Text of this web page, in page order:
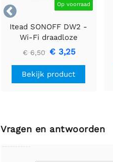
 Op voorraad
Itead SONOFF DW2 -
Wi-Fi draadloze
deur-/raamsensor
€ 6,50 € 3,25
Bekijk product
Vragen en antwoorden